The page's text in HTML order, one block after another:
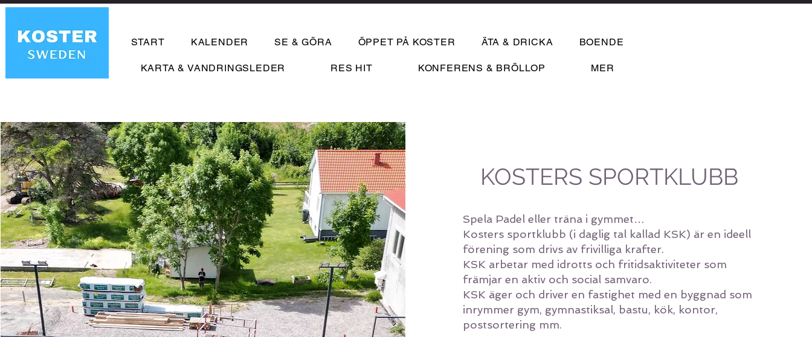
START KALENDER SE & GÖRA ÖPPET PÅ KOSTER ÄTA & DRICKA BOENDE
KARTA & VANDRINGSLEDER RES HIT KONFERENS & BRÖLLOP MER
KOSTERS SPORTKLUBB
Spela Padel eller träna i gymmet…
Kosters sportklubb (i daglig tal kallad KSK) är en ideell
förening som drivs av frivilliga krafter.
KSK arbetar med idrotts och fritidsaktiviteter som
främjar en aktiv och social samvaro.
KSK äger och driver en fastighet med en byggnad som
inrymmer gym, gymnastiksal, bastu, kök, kontor,
postsortering mm.